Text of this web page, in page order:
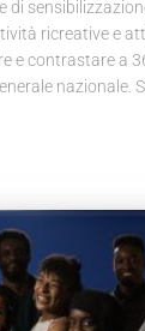
di
ricreative e
e contrastare a
nazionale.